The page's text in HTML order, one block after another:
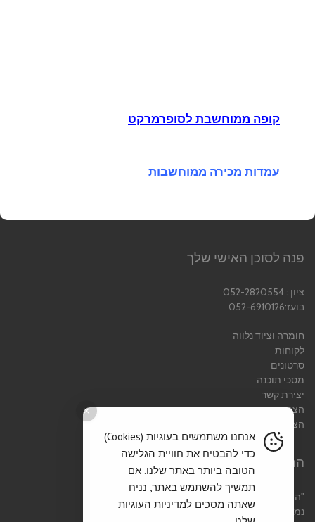
קופה ממוחשבת לסופרמרקט
עמדות מכירה ממוחשבות
פנה לסוכן האישי שלך
ציון : 052-2820554
בועז:052-6910126
חומרה וציוד נלווה
לקוחות
סרטונים
מסכי תוכנה
יצירת קשר
הצהרת נגישות
הצהרת פרטיות
המוטו שלנו
"הצלחתו של כל עסק
נמדדת לפי שביעות רצון לקוחותיו "
אנחנו משתמשים בעוגיות (Cookies)
כדי להבטיח את חוויית הגלישה
הטובה ביותר באתר שלנו. אם
תמשיך להשתמש באתר, נניח
שאתה מסכים למדיניות העוגיות